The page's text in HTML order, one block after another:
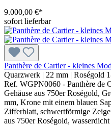
9.000,00 €*
sofort lieferbar
Panthère de Cartier - kleines
Quarzwerk | 22 mm | Roségold
Ref. WGPN0060 - Panthère de
Gehäuse aus 750er Roségold,
mm, Krone mit einem blauen
Zifferblatt, schwertförmige
aus 750er Roségold,